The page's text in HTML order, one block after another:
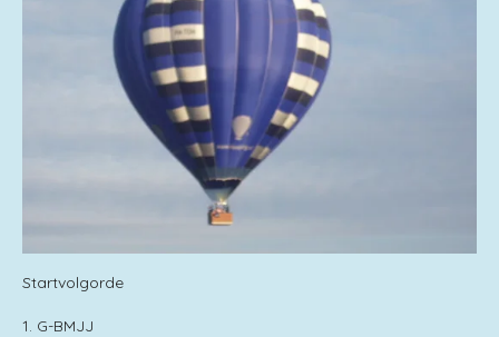
Startvolgorde
1. G-BMJJ